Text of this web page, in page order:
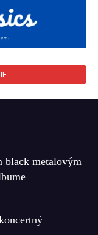
black metalovým